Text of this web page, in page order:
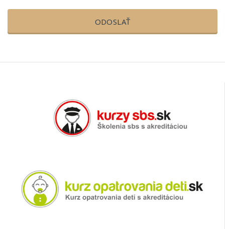
ODOSLAŤ